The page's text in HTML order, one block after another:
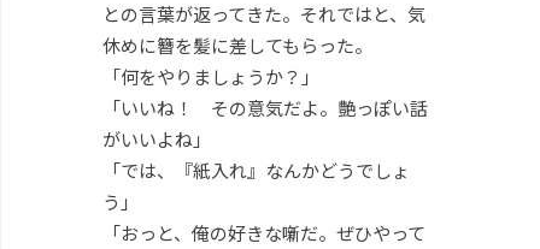
との言葉が返ってきた。それではと、気
休めに簪を髪に差してもらった。
「何をやりましょうか？」
「いいね！ その意気だよ。艶っぽい話
がいいよね」
「では、『紙入れ』なんかどうでしょ
う」
「おっと、俺の好きな噺だ。ぜひやって